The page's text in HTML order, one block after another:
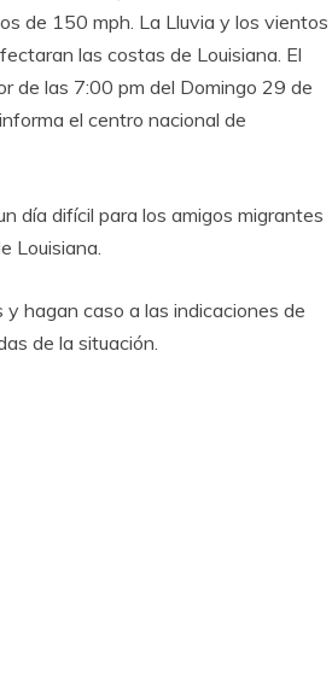
de 150 mph. La Lluvia y los vientos
las costas de Louisiana. El
de las 7:00 pm del Domingo 29 de
el centro nacional de
día difícil para los amigos migrantes
Louisiana.
y hagan caso a las indicaciones de
de la situación.